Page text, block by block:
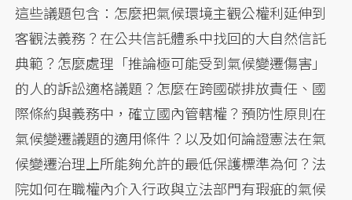
這些議題包含：怎麼把氣候環境主觀公權利延伸到
客觀法義務？在公共信託體系中找回的大自然信託
典範？怎麼處理「推論極可能受到氣候變遷傷害」
的人的訴訟適格議題？怎麼在跨國碳排放責任、國
際條約與義務中，確立國內管轄權？預防性原則在
氣候變遷議題的適用條件？以及如何論證憲法在氣
候變遷治理上所能夠允許的最低保護標準為何？法
院如何在職權內介入行政與立法部門有瑕疵的氣候